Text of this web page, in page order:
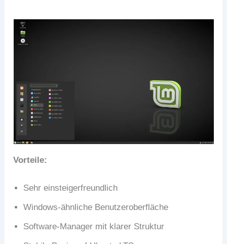
Vorteile:
Sehr einsteigerfreundlich
Windows-ähnliche Benutzeroberfläche
Software-Manager mit klarer Struktur